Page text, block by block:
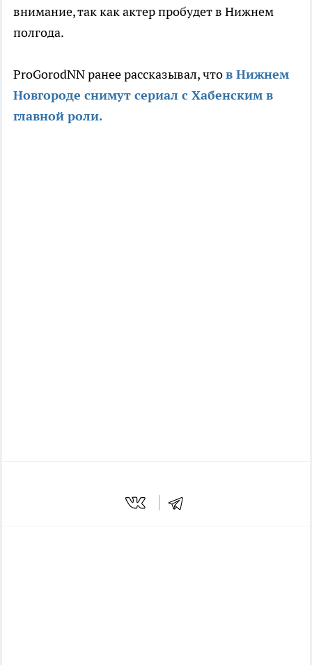
внимание, так как актер пробудет в Нижнем
полгода.
ProGorodNN ранее рассказывал, чтов Нижнем
Новгороде снимут сериал с Хабенским в
главной роли.